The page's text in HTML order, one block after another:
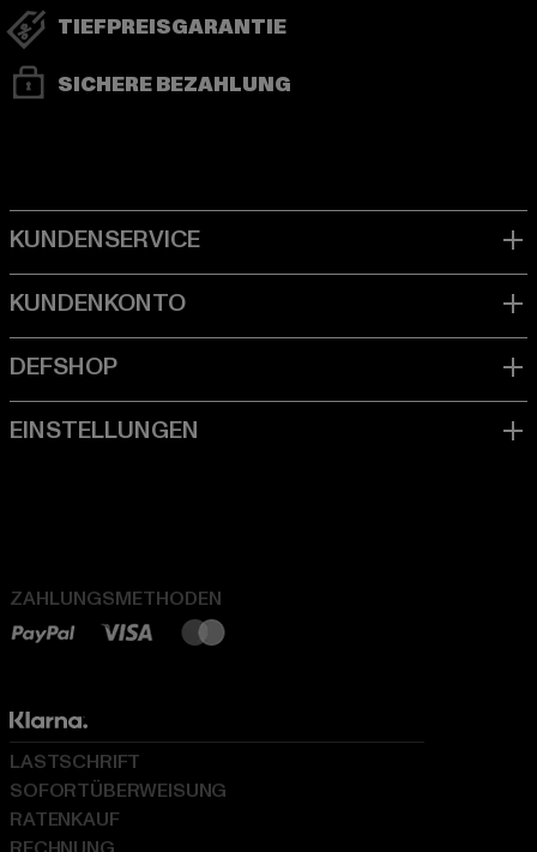
TIEFPREISGARANTIE
SICHERE BEZAHLUNG
ZAHLUNGSMETHODEN
LASTSCHRIFT
SOFORTÜBERWEISUNG
RATENKAUF